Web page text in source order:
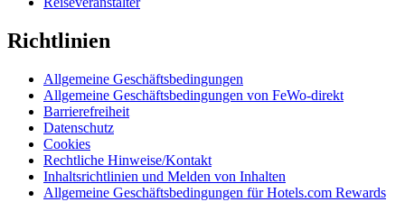
Richtlinien
Allgemeine Geschäftsbedingungen
Allgemeine Geschäftsbedingungen von FeWo-direkt
Barrierefreiheit
Datenschutz
Cookies
Rechtliche Hinweise/Kontakt
Inhaltsrichtlinien und Melden von Inhalten
Allgemeine Geschäftsbedingungen für Hotels.com Rewards